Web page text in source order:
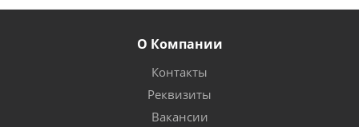
О Компании
Контакты
Реквизиты
Вакансии